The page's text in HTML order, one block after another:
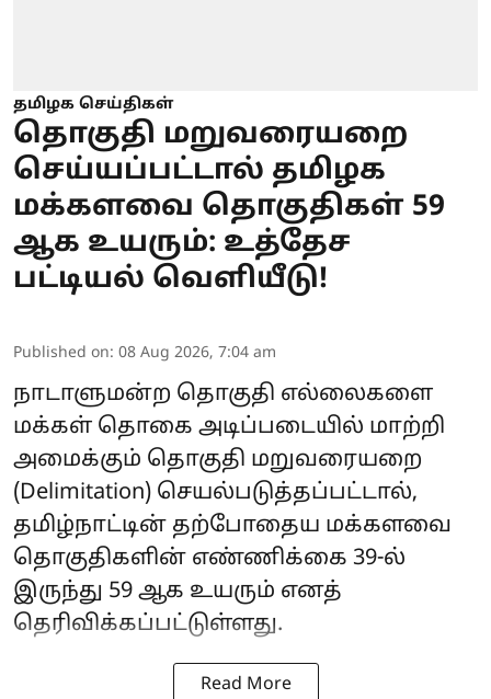
தமிழக செய்திகள்
தொகுதி மறுவரையறை
செய்யப்பட்டால் தமிழக
மக்களவை தொகுதிகள் 59
ஆக உயரும்: உத்தேச
பட்டியல் வெளியீடு!
Published on: 08 Aug 2026, 7:04 am
நாடாளுமன்ற தொகுதி எல்லைகளை
மக்கள் தொகை அடிப்படையில் மாற்றி
அமைக்கும் தொகுதி மறுவரையறை
(Delimitation) செயல்படுத்தப்பட்டால்,
தமிழ்நாட்டின் தற்போதைய மக்களவை
தொகுதிகளின் எண்ணிக்கை 39-ல்
இருந்து 59 ஆக உயரும் எனத்
தெரிவிக்கப்பட்டுள்ளது.
Read More